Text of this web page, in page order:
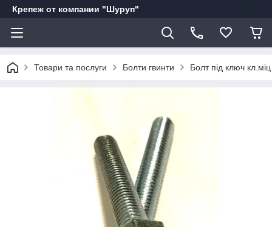
Крепеж от компании "Шуруп"
Товари та послуги Болти гвинти Болт під ключ